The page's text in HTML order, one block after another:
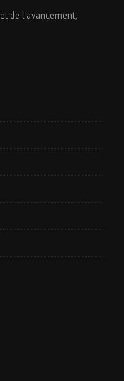
de l'avancement,